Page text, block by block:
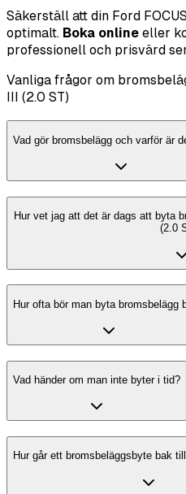
Säkerställ att din Ford
optimalt. Boka online eller
professionell och prisvärd
Vanliga frågor om
III (2.0 ST)
Vad gör bromsbelägg och varför är
Hur vet jag att det är dags att byta
(2.0
Hur ofta bör man byta bromsbelägg
Vad händer om man inte byter i tid?
Hur går ett bromsbeläggsbyte bak